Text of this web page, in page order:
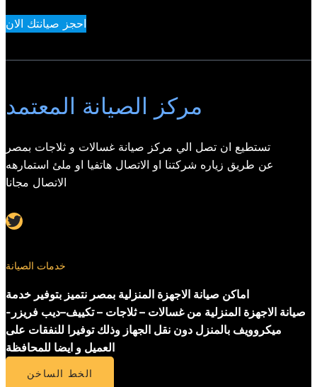
احجز صيانتك الان
مركز الصيانة المعتمد
تستطيع ان تصل الي مركز صيانة غسالات و ثلاجات بمصر
عن طريق زياره شركتنا او الاتصال هاتفيا او ملئ استمارهه
الاتصال مجانا
Twitter
خدمات الصيانة
اماكن صيانة الاجهزة المنزلية بمصر نتميز بتوفير خدمة
صيانة الاجهزة المنزلية من غسالات – ثلاجات – تكييف–ديب فريزر-
ميكروويف بالمنزل دون نقل الجهاز وذلك توفيرا للنفقات على
العميل و ايضا للمحافظة
الخط الساخن